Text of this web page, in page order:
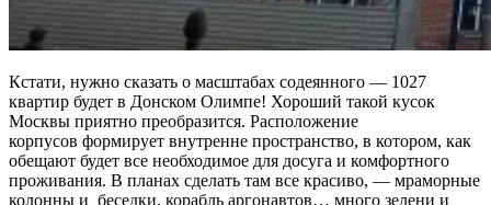
Кстати, нужно сказать о масштабах содеянного — 1027
квартир будет в Донском Олимпе! Хороший такой кусок
Москвы приятно преобразится. Расположение
корпусов формирует внутренне пространство, в котором, как
обещают будет все необходимое для досуга и комфортного
проживания. В планах сделать там все красиво, — мраморные
колонны и беседки, корабль аргонавтов… много зелени и